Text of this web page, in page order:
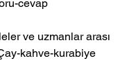
cevap
ve uzmanlar arası
kahve-kurabiye